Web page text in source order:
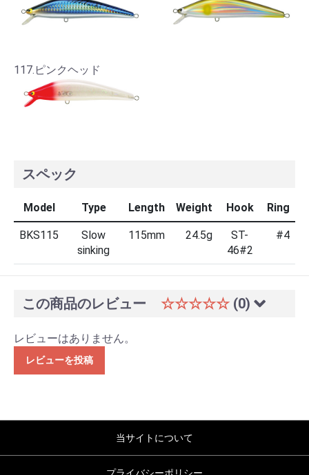
117.ピンクヘッド
スペック
Model Type Length Weight Hook Ring
BKS115
Slow
sinking
115mm 24.5g
ST-
46#2
#4
この商品のレビュー ☆☆☆☆☆ (0)
レビューはありません。
レビューを投稿
当サイトについて